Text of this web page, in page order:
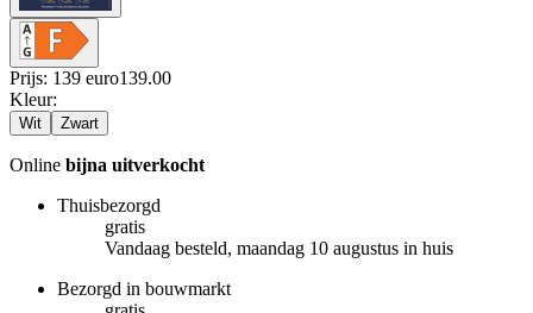
Prijs: 139 euro139.00
Kleur:
Wit Zwart
Online bijna uitverkocht
Thuisbezorgd
gratis
Vandaag besteld, maandag 10 augustus in huis
Bezorgd in bouwmarkt